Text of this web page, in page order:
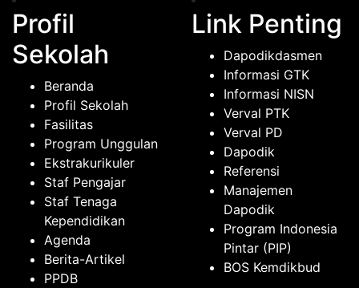
Profil
Sekolah
Beranda
Profil Sekolah
Fasilitas
Program Unggulan
Ekstrakurikuler
Staf Pengajar
Staf Tenaga
Kependidikan
Agenda
Berita-Artikel
PPDB
Link Penting
Dapodikdasmen
Informasi GTK
Informasi NISN
Verval PTK
Verval PD
Dapodik
Referensi
Manajemen
Dapodik
Program Indonesia
Pintar (PIP)
BOS Kemdikbud